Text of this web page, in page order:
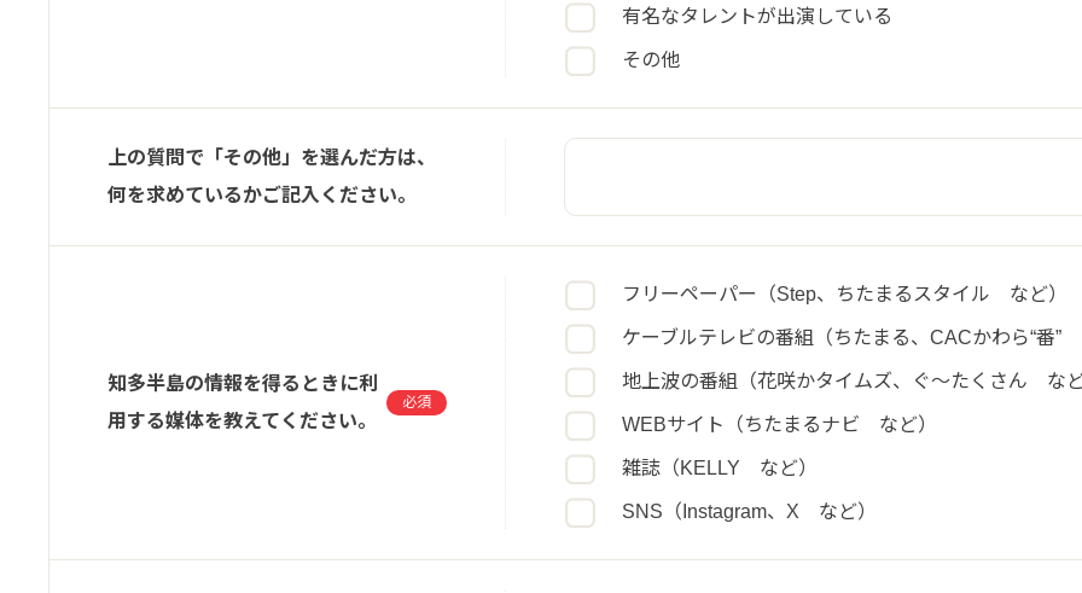
有名なタレントが出演している
その他
上の質問で「その他」を選んだ方は、
何を求めているかご記入ください。
知多半島の情報を得るときに利
用する媒体を教えてください。
必須
フリーペーパー（Step、ちたまるスタイル など）
ケーブルテレビの番組（ちたまる、CACかわら“番”
地上波の番組（花咲かタイムズ、ぐ～たくさん など
WEBサイト（ちたまるナビ など）
雑誌（KELLY など）
SNS（Instagram、X など）